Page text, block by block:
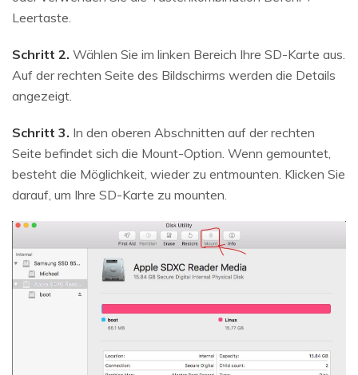
Leertaste.
Schritt 2. Wählen Sie im linken Bereich Ihre SD-Karte aus.
Auf der rechten Seite des Bildschirms werden die Details
angezeigt.
Schritt 3. In den oberen Abschnitten auf der rechten
Seite befindet sich die Mount-Option. Wenn gemountet,
besteht die Möglichkeit, wieder zu entmounten. Klicken Sie
darauf, um Ihre SD-Karte zu mounten.